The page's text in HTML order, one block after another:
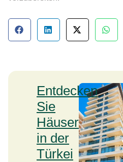
Entdecken
Sie
Häuser
in der
Türkei